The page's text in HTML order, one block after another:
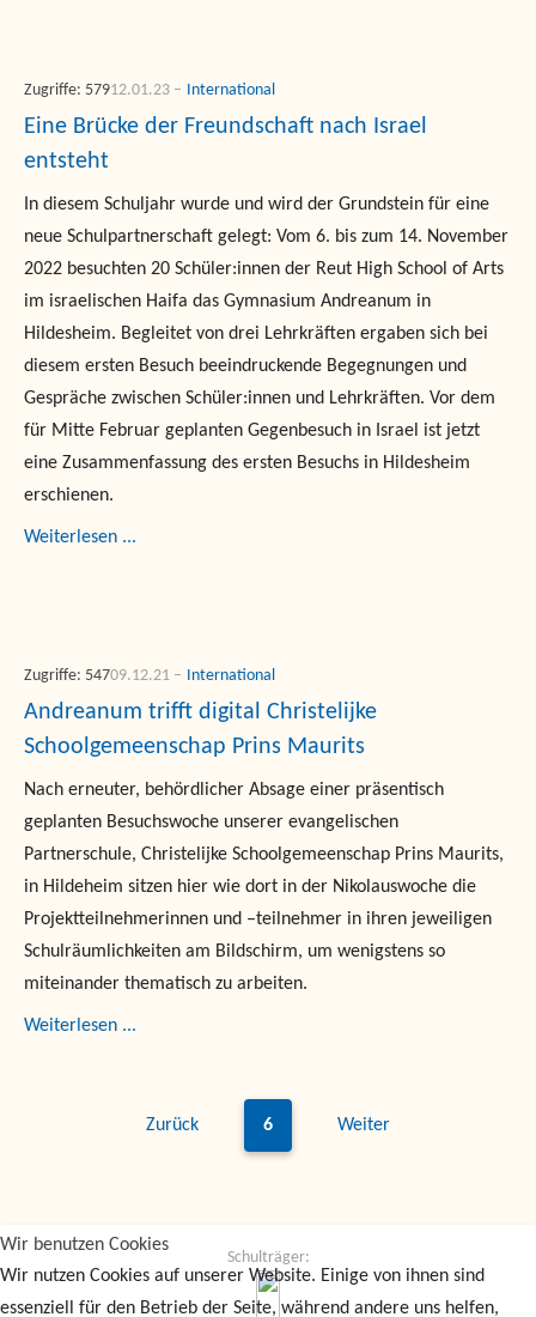
Eine Brücke der Freundschaft nach Israel
entsteht
In diesem Schuljahr wurde und wird der Grundstein für eine
neue Schulpartnerschaft gelegt: Vom 6. bis zum 14. November
2022 besuchten 20 Schüler:innen der Reut High School of Arts
im israelischen Haifa das Gymnasium Andreanum in
Hildesheim. Begleitet von drei Lehrkräften ergaben sich bei
diesem ersten Besuch beeindruckende Begegnungen und
Gespräche zwischen Schüler:innen und Lehrkräften. Vor dem
für Mitte Februar geplanten Gegenbesuch in Israel ist jetzt
eine Zusammenfassung des ersten Besuchs in Hildesheim
erschienen.
International
12.01.23
Zugriffe: 579
Weiterlesen ...
Andreanum trifft digital Christelijke
Schoolgemeenschap Prins Maurits
Nach erneuter, behördlicher Absage einer präsentisch
geplanten Besuchswoche unserer evangelischen
Partnerschule, Christelijke Schoolgemeenschap Prins Maurits,
in Hildeheim sitzen hier wie dort in der Nikolauswoche die
Projektteilnehmerinnen und –teilnehmer in ihren jeweiligen
Schulräumlichkeiten am Bildschirm, um wenigstens so
miteinander thematisch zu arbeiten.
International
09.12.21
Zugriffe: 547
Weiterlesen ...
Zurück 6 Weiter
Schulträger:
Wir benutzen Cookies
Wir nutzen Cookies auf unserer Website. Einige von ihnen sind
essenziell für den Betrieb der Seite, während andere uns helfen,